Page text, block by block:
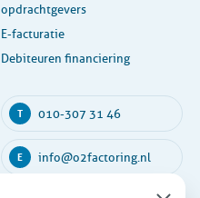
opdrachtgevers
E-facturatie
Debiteuren financiering
T 010-307 31 46
E info@o2factoring.nl